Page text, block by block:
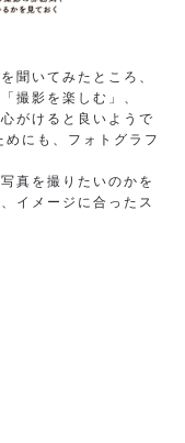
聞いてみたところ、
撮影を楽しむ」、
がけると良いようで
にも、フォトグラフ
真を撮りたいのかを
イメージに合ったス